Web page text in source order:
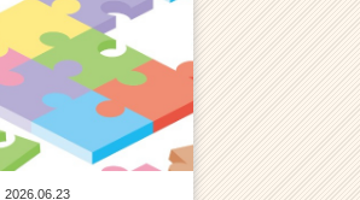
2026.06.23